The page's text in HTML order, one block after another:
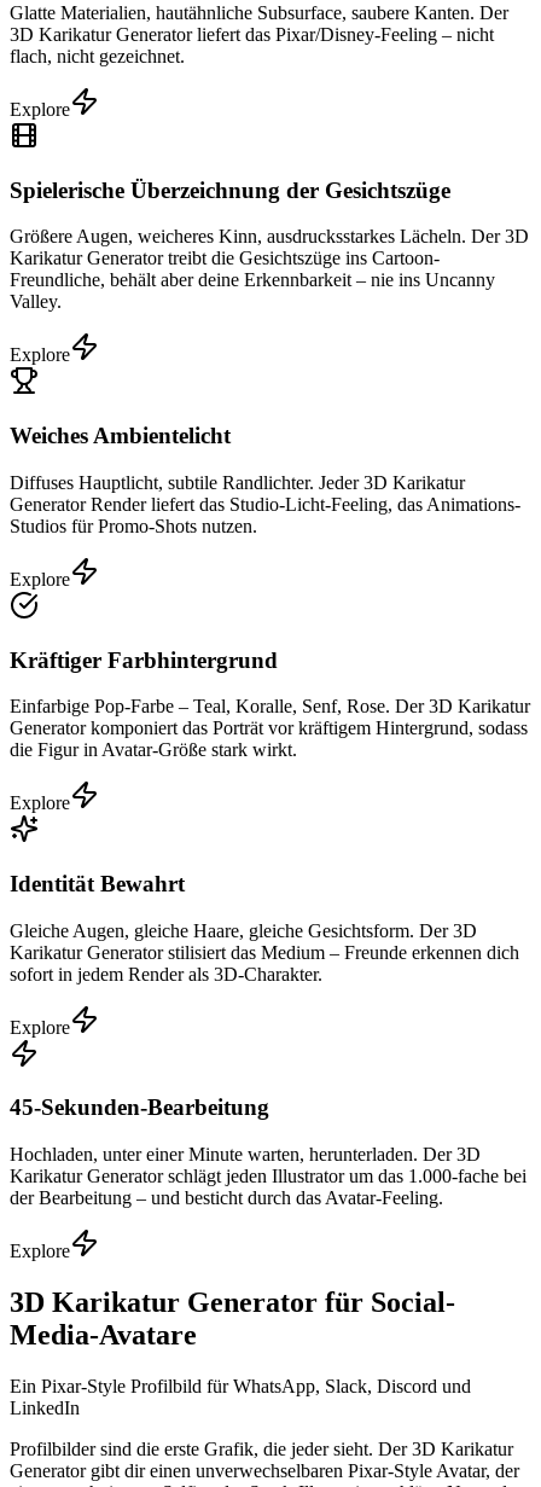
Glatte Materialien, hautähnliche Subsurface, saubere Kanten. Der
3D Karikatur Generator liefert das Pixar/Disney-Feeling – nicht
flach, nicht gezeichnet.
Explore
Spielerische Überzeichnung der Gesichtszüge
Größere Augen, weicheres Kinn, ausdrucksstarkes Lächeln. Der 3D
Karikatur Generator treibt die Gesichtszüge ins Cartoon-
Freundliche, behält aber deine Erkennbarkeit – nie ins Uncanny
Valley.
Explore
Weiches Ambientelicht
Diffuses Hauptlicht, subtile Randlichter. Jeder 3D Karikatur
Generator Render liefert das Studio-Licht-Feeling, das Animations-
Studios für Promo-Shots nutzen.
Explore
Kräftiger Farbhintergrund
Einfarbige Pop-Farbe – Teal, Koralle, Senf, Rose. Der 3D Karikatur
Generator komponiert das Porträt vor kräftigem Hintergrund, sodass
die Figur in Avatar-Größe stark wirkt.
Explore
Identität Bewahrt
Gleiche Augen, gleiche Haare, gleiche Gesichtsform. Der 3D
Karikatur Generator stilisiert das Medium – Freunde erkennen dich
sofort in jedem Render als 3D-Charakter.
Explore
45-Sekunden-Bearbeitung
Hochladen, unter einer Minute warten, herunterladen. Der 3D
Karikatur Generator schlägt jeden Illustrator um das 1.000-fache bei
der Bearbeitung – und besticht durch das Avatar-Feeling.
Explore
3D Karikatur Generator für Social-
Media-Avatare
Ein Pixar-Style Profilbild für WhatsApp, Slack, Discord und
LinkedIn
Profilbilder sind die erste Grafik, die jeder sieht. Der 3D Karikatur
Generator gibt dir einen unverwechselbaren Pixar-Style Avatar, der